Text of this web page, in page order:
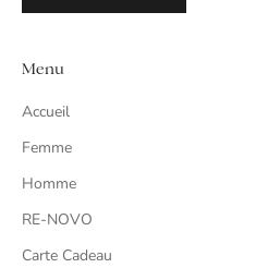
Menu
Accueil
Femme
Homme
RE-NOVO
Carte Cadeau